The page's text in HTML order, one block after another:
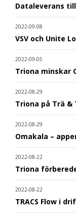
Dataleverans till
2022-09-08
VSV och Unite
2022-09-05
Triona minskar
2022-08-29
Triona på Trä &
2022-08-29
Omakala –
2022-08-22
Triona
2022-08-22
TRACS Flow i